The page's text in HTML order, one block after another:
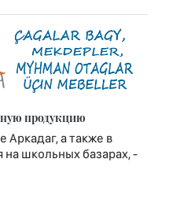
продукцию
Аркадаг, а также в
на школьных базарах, -